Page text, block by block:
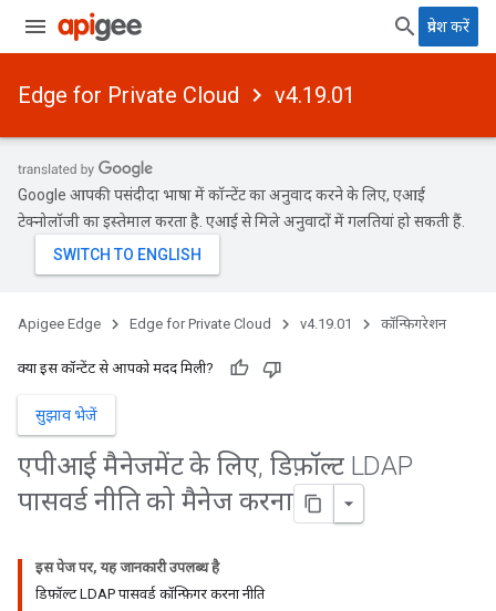
प्रवेश करें
Edge for Private Cloud v4.19.01
Google आपकी पसंदीदा भाषा में कॉन्टेंट का अनुवाद करने के लिए, एआई
टेक्नोलॉजी का इस्तेमाल करता है. एआई से मिले अनुवादों में गलतियां हो सकती हैं.
Apigee Edge Edge for Private Cloud v4.19.01 कॉन्फ़िगरेशन
क्या इस कॉन्टेंट से आपको मदद मिली?
सुझाव भेजें
एपीआई मैनेजमेंट के लिए, डिफ़ॉल्ट LDAP
पासवर्ड नीति को मैनेज करना
इस पेज पर, यह जानकारी उपलब्ध है
डिफ़ॉल्ट LDAP पासवर्ड कॉन्फ़िगर करना नीति